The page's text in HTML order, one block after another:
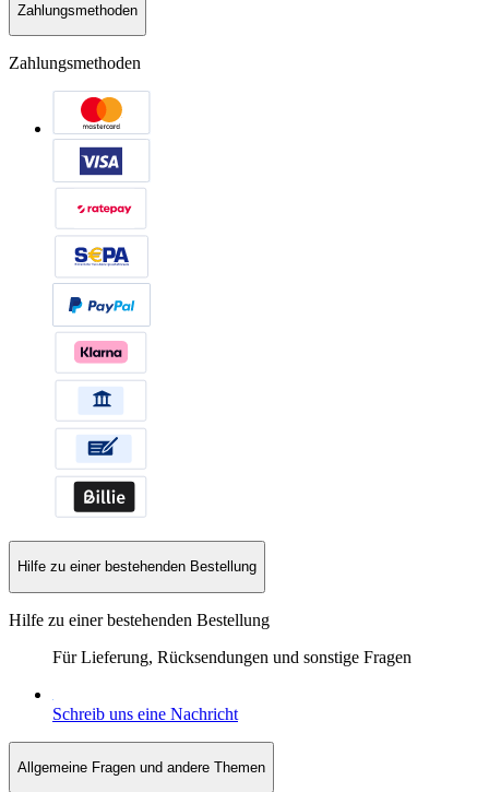
Zahlungsmethoden
Zahlungsmethoden
Hilfe zu einer bestehenden Bestellung
Hilfe zu einer bestehenden Bestellung
Für Lieferung, Rücksendungen und sonstige Fragen
Schreib uns eine Nachricht
Allgemeine Fragen und andere Themen